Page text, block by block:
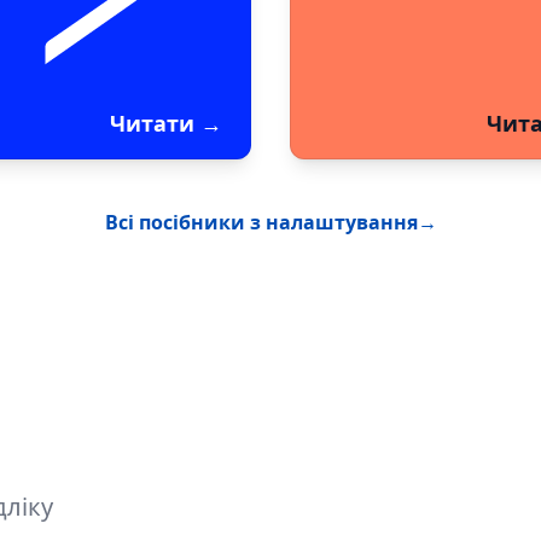
Читати →
Всі посібники з налаштування→